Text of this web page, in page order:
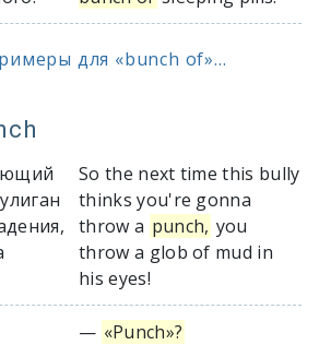
для «bunch of»...
So the next time this bully
thinks you're gonna
throw a punch, you
throw a glob of mud in
his eyes!
— «Punch»?